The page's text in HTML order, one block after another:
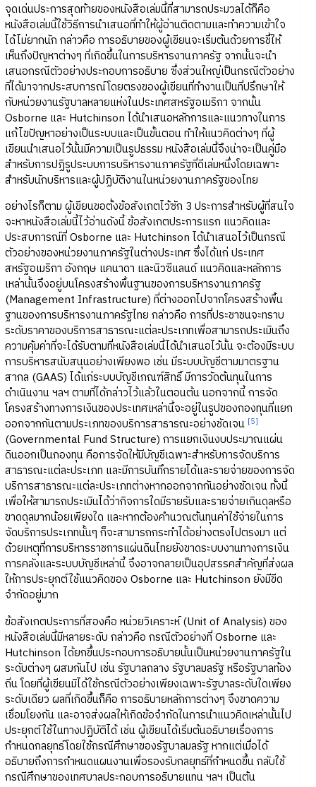
จุดเด่นประการสุดท้ายของหนังสือเล่มนี้ที่สามารถประมวลได้ก็คือ
หนังสือเล่มนี้ใช้วิธีการนำเสนอที่ทำให้ผู้อ่านติดตามและทำความเข้าใจ
ได้ไม่ยากนัก กล่าวคือ การอธิบายของผู้เขียนจะเริ่มต้นด้วยการชี้ให้
เห็นถึงปัญหาต่างๆ ที่เกิดขึ้นในการบริหารงานภาครัฐ จากนั้นจะนำ
เสนอกรณีตัวอย่างประกอบการอธิบาย ซึ่งส่วนใหญ่เป็นกรณีตัวอย่าง
ที่ได้มาจากประสบการณ์โดยตรงของผู้เขียนที่ทำงานเป็นที่ปรึกษาให้
กับหน่วยงานรัฐบาลหลายแห่งในประเทศสหรัฐอเมริกา จากนั้น
Osborne และ Hutchinson ได้นำเสนอหลักการและแนวทางในการ
แก้ไขปัญหาอย่างเป็นระบบและเป็นขั้นตอน ทำให้แนวคิดต่างๆ ที่ผู้
เขียนนำเสนอไว้นั้นมีความเป็นรูปธรรม หนังสือเล่มนี้จึงน่าจะเป็นคู่มือ
สำหรับการปฏิรูประบบการบริหารงานภาครัฐที่ดีเล่มหนึ่งโดยเฉพาะ
สำหรับนักบริหารและผู้ปฏิบัติงานในหน่วยงานภาครัฐของไทย
อย่างไรก็ตาม ผู้เขียนขอตั้งข้อสังเกตไว้ซัก 3 ประการสำหรับผู้ที่สนใจ
จะหาหนังสือเล่มนี้ไว้อ่านดังนี้ ข้อสังเกตประการแรก แนวคิดและ
ประสบการณ์ที่ Osborne และ Hutchinson ได้นำเสนอไว้เป็นกรณี
ตัวอย่างของหน่วยงานภาครัฐในต่างประเทศ ซึ่งได้แก่ ประเทศ
สหรัฐอเมริกา อังกฤษ แคนาดา และนิวซีแลนด์ แนวคิดและหลักการ
เหล่านั้นจึงอยู่บนโครงสร้างพื้นฐานของการบริหารงานภาครัฐ
(Management Infrastructure) ที่ต่างออกไปจากโครงสร้างพื้น
ฐานของการบริหารงานภาครัฐไทย กล่าวคือ การที่ประชาชนจะทราบ
ระดับราคาของบริการสาธารณะแต่ละประเภทเพื่อสามารถประเมินถึง
ความคุ้มค่าที่จะได้รับตามที่หนังสือเล่มนี้ได้นำเสนอไว้นั้น จะต้องมีระบบ
การบริหารสนับสนุนอย่างเพียงพอ เช่น มีระบบบัญชีตามมาตรฐาน
สากล (GAAS) ได้แก่ระบบบัญชีเกณฑ์สิทธิ์ มีการวัดต้นทุนในการ
ดำเนินงาน ฯลฯ ตามที่ได้กล่าวไว้แล้วในตอนต้น นอกจากนี้ การจัด
โครงสร้างทางการเงินของประเทศเหล่านี้จะอยู่ในรูปของกองทุนที่แยก
ออกจากกันตามประเภทของบริการสาธารณะอย่างชัดเจน [5]
(Governmental Fund Structure) การแยกเงินงบประมาณแผ่น
ดินออกเป็นกองทุน คือการจัดให้มีบัญชีเฉพาะสำหรับการจัดบริการ
สาธารณะแต่ละประเภท และมีการบันทึกรายได้และรายจ่ายของการจัด
บริการสาธารณะแต่ละประเภทต่างหากออกจากกันอย่างชัดเจน ทั้งนี้
เพื่อให้สามารถประเมินได้ว่ากิจการใดมีรายรับและรายจ่ายเกินดุลหรือ
ขาดดุลมากน้อยเพียงใด และหากต้องคำนวณต้นทุนค่าใช้จ่ายในการ
จัดบริการประเภทนั้นๆ ก็จะสามารถกระทำได้อย่างตรงไปตรงมา แต่
ด้วยเหตุที่การบริหารราชการแผ่นดินไทยยังขาดระบบงานทางการเงิน
การคลังและระบบบัญชีเหล่านี้ จึงอาจกลายเป็นอุปสรรคสำคัญที่ส่งผล
ให้การประยุกต์ใช้แนวคิดของ Osborne และ Hutchinson ยังมีขีด
จำกัดอยู่มาก
ข้อสังเกตประการที่สองคือ หน่วยวิเคราะห์ (Unit of Analysis) ของ
หนังสือเล่มนี้มีหลายระดับ กล่าวคือ กรณีตัวอย่างที่ Osborne และ
Hutchinson ได้ยกขึ้นประกอบการอธิบายนั้นเป็นหน่วยงานภาครัฐใน
ระดับต่างๆ ผสมกันไป เช่น รัฐบาลกลาง รัฐบาลมลรัฐ หรือรัฐบาลท้อง
ถิ่น โดยที่ผู้เขียนมิได้ใช้กรณีตัวอย่างเพียงเฉพาะรัฐบาลระดับใดเพียง
ระดับเดียว ผลที่เกิดขึ้นก็คือ การอธิบายหลักการต่างๆ จึงขาดความ
เชื่อมโยงกัน และอาจส่งผลให้เกิดข้อจำกัดในการนำแนวคิดเหล่านั้นไป
ประยุกต์ใช้ในทางปฏิบัติได้ เช่น ผู้เขียนได้เริ่มต้นอธิบายเรื่องการ
กำหนดกลยุทธ์โดยใช้กรณีศึกษาของรัฐบาลมลรัฐ หากแต่เมื่อได้
อธิบายถึงการกำหนดแผนงานเพื่อรองรับกลยุทธ์ที่กำหนดขึ้น กลับใช้
กรณีศึกษาของเทศบาลประกอบการอธิบายแทน ฯลฯ เป็นต้น